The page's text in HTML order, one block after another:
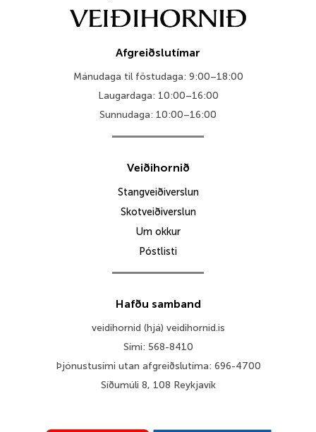
Afgreiðslutímar
Mánudaga til föstudaga: 9:00–18:00
Laugardaga: 10:00–16:00
Sunnudaga: 10:00–16:00
Veiðihornið
Stangveiðiverslun
Skotveiðiverslun
Um okkur
Póstlisti
Hafðu samband
veidihornid (hjá) veidihornid.is
Sími: 568-8410
Þjónustusími utan afgreiðslutíma: 696-4700
Síðumúli 8, 108 Reykjavík